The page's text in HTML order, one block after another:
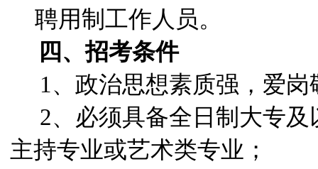
聘用制工作人员。
四、招考条件
1 、政治思想素质强，爱
2、必须具备全日制大专
主持专业或艺术类专业；